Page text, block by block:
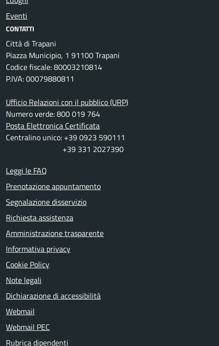
Eventi
CONTATTI
Città di Trapani
Piazza Municipio, 1 91100 Trapani
Codice fiscale: 80003210814
P.IVA: 00079880811
Ufficio Relazioni con il pubblico (URP)
Numero verde: 800 019 764
Posta Elettronica Certificata
Centralino unico: +39 0923 590111
+39 331 2027390
Leggi le FAQ
Prenotazione appuntamento
Segnalazione disservizio
Richiesta assistenza
Amministrazione trasparente
Informativa privacy
Cookie Policy
Note legali
Dichiarazione di accessibilità
Webmail
Webmail PEC
Rubrica dipendenti